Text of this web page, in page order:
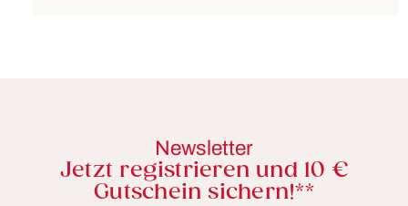
Newsletter
Jetzt registrieren und 10 €
Gutschein sichern!**